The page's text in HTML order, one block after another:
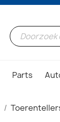
Parts